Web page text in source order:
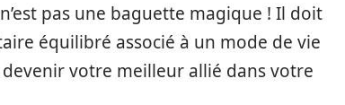
pas une baguette magique ! Il doit
équilibré associé à un mode de vie
votre meilleur allié dans votre